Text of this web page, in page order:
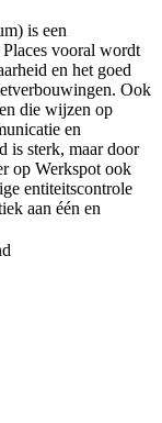
is een
vooral wordt
en het goed
Ook
die wijzen op
en
is sterk, maar door
op Werkspot ook
entiteitscontrole
aan één en